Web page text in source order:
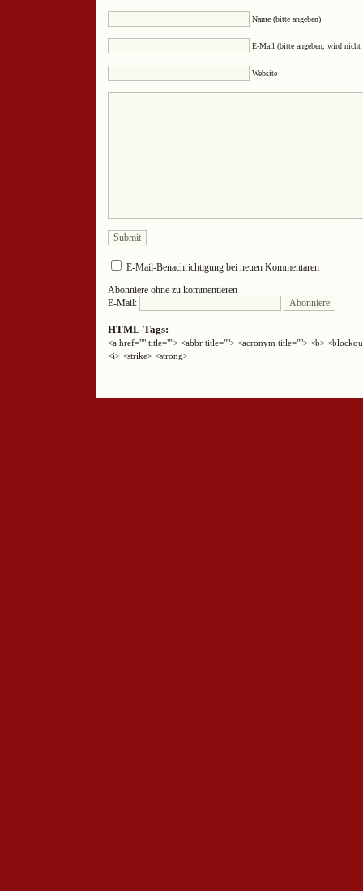
Name (bitte angeben)
E-Mail (bitte angeben, wird nicht
Website
E-Mail-Benachrichtigung bei neuen Kommentaren
Abonniere ohne zu kommentieren
E-Mail:
HTML-Tags:
<a href="" title=""> <abbr title=""> <acronym title=""> <b>
<i> <strike> <strong>